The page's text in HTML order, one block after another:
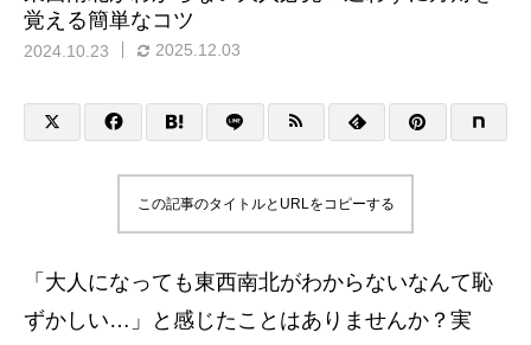
覚える簡単なコツ
2024.10.23 2025.12.03
この記事のタイトルとURLをコピーする
「大人になっても東西南北がわからないなんて恥
ずかしい…」と感じたことはありませんか？実